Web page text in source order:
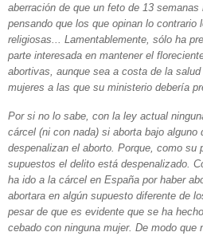
aberración de que un feto de 13
pensando que los que opinan lo contrario
religiosas... Lamentablemente, sólo ha
parte interesada en mantener el
abortivas, aunque sea a costa de la
mujeres a las que su ministerio debería
Por si no lo sabe, con la ley actual
cárcel (ni con nada) si aborta bajo
despenalizan el aborto. Porque, como su
supuestos el delito está despenalizado.
ha ido a la cárcel en España por haber
abortara en algún supuesto diferente de
pesar de que es evidente que se ha
cebado con ninguna mujer. De modo que